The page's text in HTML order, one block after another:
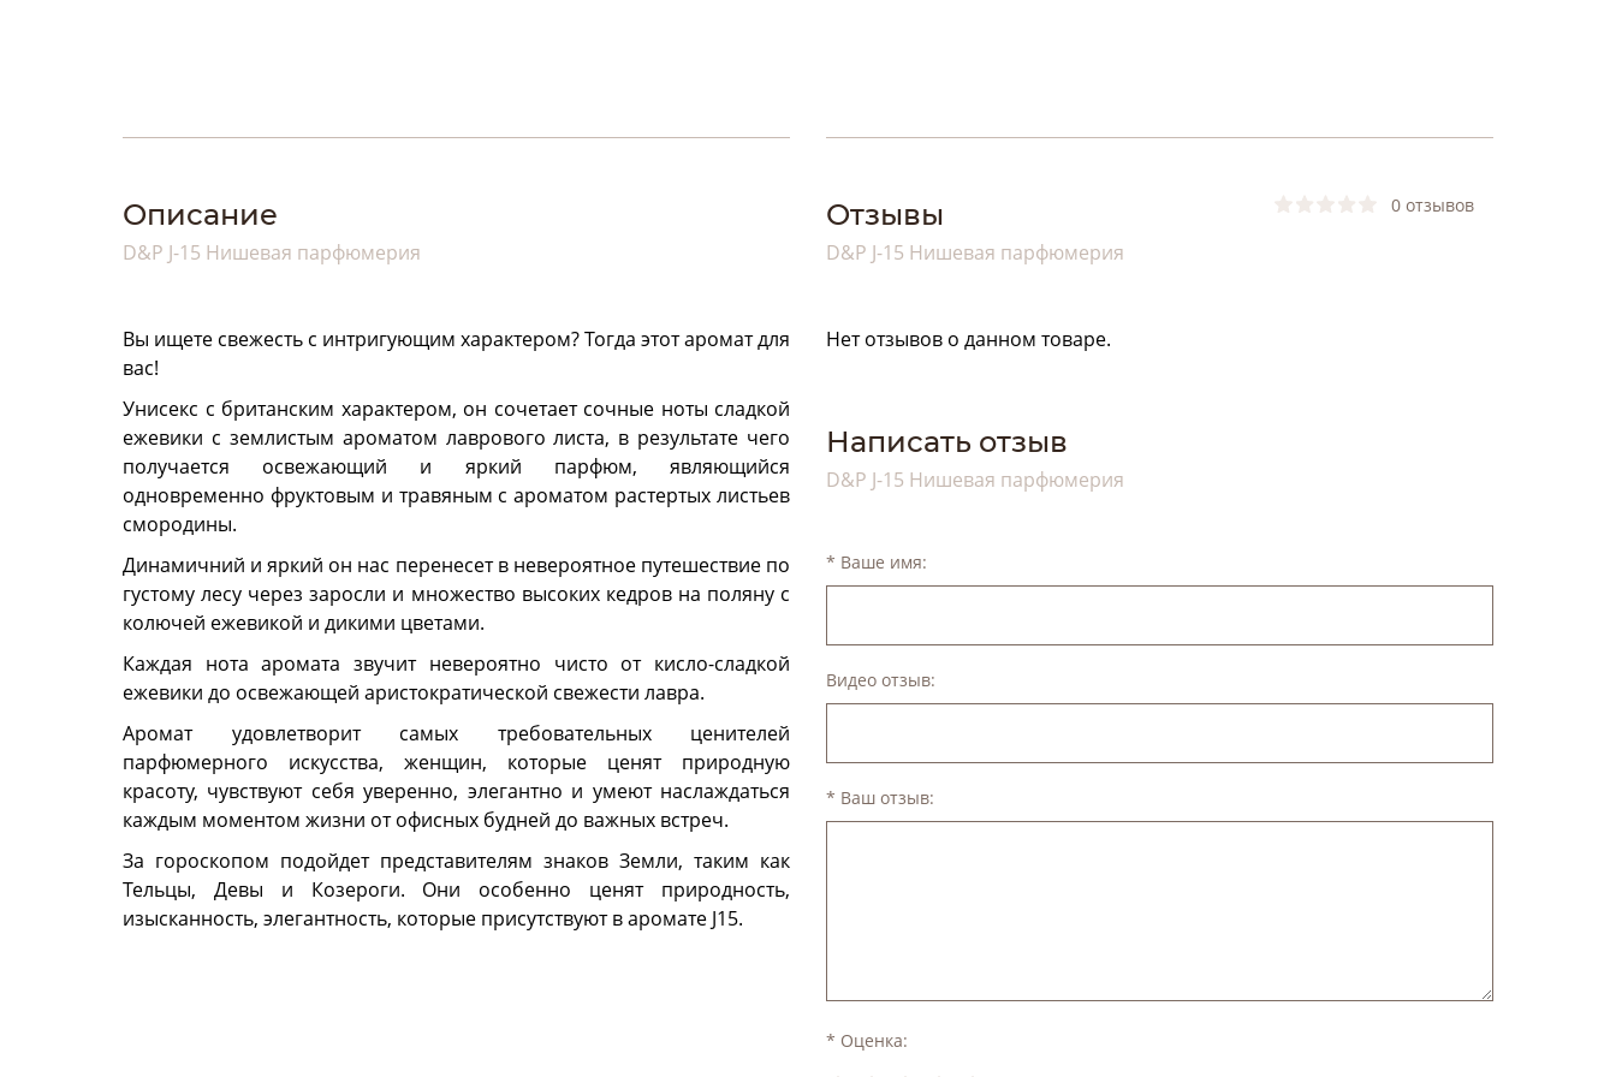
Описание
D&P J-15 Нишевая парфюмерия
Вы ищете свежесть с интригующим характером? Тогда этот аромат для
вас!
Унисекс с британским характером, он сочетает сочные ноты сладкой
ежевики с землистым ароматом лаврового листа, в результате чего
получается освежающий и яркий парфюм, являющийся
одновременно фруктовым и травяным с ароматом растертых листьев
смородины.
Динамичний и яркий он нас перенесет в невероятное путешествие по
густому лесу через заросли и множество высоких кедров на поляну с
колючей ежевикой и дикими цветами.
Каждая нота аромата звучит невероятно чисто от кисло-сладкой
ежевики до освежающей аристократической свежести лавра.
Аромат удовлетворит самых требовательных ценителей
парфюмерного искусства, женщин, которые ценят природную
красоту, чувствуют себя уверенно, элегантно и умеют наслаждаться
каждым моментом жизни от офисных будней до важных встреч.
За гороскопом подойдет представителям знаков Земли, таким как
Тельцы, Девы и Козероги. Они особенно ценят природность,
изысканность, элегантность, которые присутствуют в аромате J15.
Отзывы
D&P J-15 Нишевая парфюмерия
0 отзывов
Нет отзывов о данном товаре.
Написать отзыв
D&P J-15 Нишевая парфюмерия
* Ваше имя:
Видео отзыв:
* Ваш отзыв:
* Оценка: